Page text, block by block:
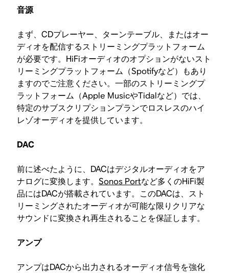
音源
まず、CDプレーヤー、ターンテーブル、またはオー
ディオを配信するストリーミングプラットフォーム
が必要です。HiFiオーディオのオプションがないスト
リーミングプラットフォーム（Spotifyなど）もあり
ますのでご注意ください。一部のストリーミングプ
ラットフォーム（Apple MusicやTidalなど）では、
特定のサブスクリプションプランでロスレスのハイ
レゾオーディオを提供しています。
DAC
前に述べたように、DACはデジタルオーディオをア
ナログに変換します。Sonos Portなど多くのHiFi製
品にはDACが搭載されています。このDACは、スト
リーミングされたオーディオが可能な限りクリアな
サウンドに変換され再生されることを保証します。
アンプ
アンプはDACから出力されるオーディオ信号を強化